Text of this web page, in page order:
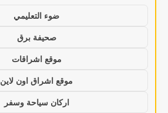
ضوء التعليمي
صحيفة برق
موقع اشراقات
موقع اشراق اون لاين
اركان سياحة وسفر